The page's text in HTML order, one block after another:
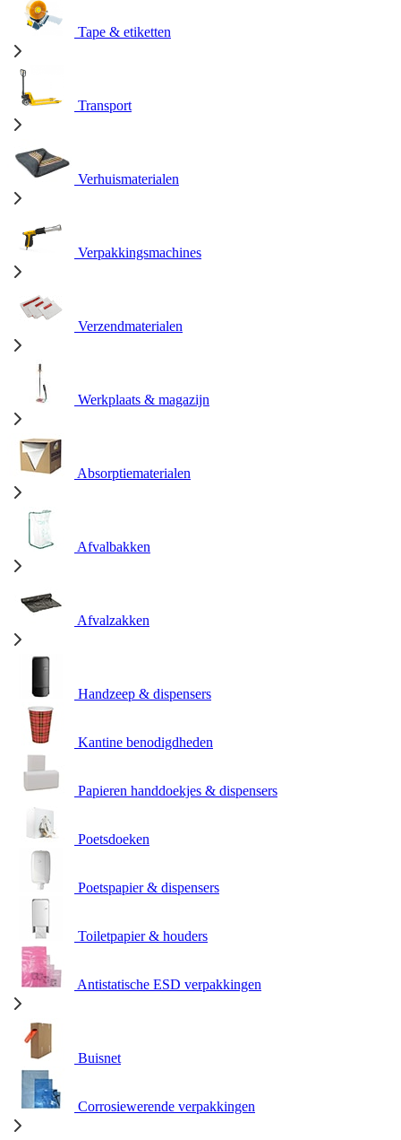
Tape & etiketten
Transport
Verhuismaterialen
Verpakkingsmachines
Verzendmaterialen
Werkplaats & magazijn
Absorptiematerialen
Afvalbakken
Afvalzakken
Handzeep & dispensers
Kantine benodigdheden
Papieren handdoekjes & dispensers
Poetsdoeken
Poetspapier & dispensers
Toiletpapier & houders
Antistatische ESD verpakkingen
Buisnet
Corrosiewerende verpakkingen